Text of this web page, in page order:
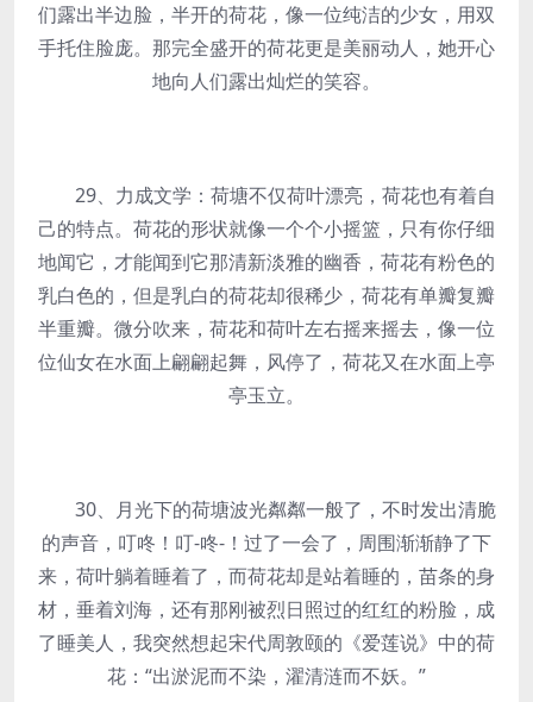
们露出半边脸，半开的荷花，像一位纯洁的少女，用双
手托住脸庞。那完全盛开的荷花更是美丽动人，她开心
地向人们露出灿烂的笑容。
29、力成文学：荷塘不仅荷叶漂亮，荷花也有着自
己的特点。荷花的形状就像一个个小摇篮，只有你仔细
地闻它，才能闻到它那清新淡雅的幽香，荷花有粉色的
乳白色的，但是乳白的荷花却很稀少，荷花有单瓣复瓣
半重瓣。微分吹来，荷花和荷叶左右摇来摇去，像一位
位仙女在水面上翩翩起舞，风停了，荷花又在水面上亭
亭玉立。
30、月光下的荷塘波光粼粼一般了，不时发出清脆
的声音，叮咚！叮-咚-！过了一会了，周围渐渐静了下
来，荷叶躺着睡着了，而荷花却是站着睡的，苗条的身
材，垂着刘海，还有那刚被烈日照过的红红的粉脸，成
了睡美人，我突然想起宋代周敦颐的《爱莲说》中的荷
花：“出淤泥而不染，濯清涟而不妖。”